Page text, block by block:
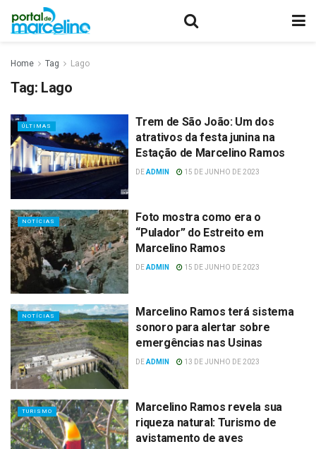
Home Tag Lago
Tag: Lago
ÚLTIMAS
Trem de São João: Um dos
atrativos da festa junina na
Estação de Marcelino Ramos
DEADMIN 15 DE JUNHO DE 2023
NOTÍCIAS
Foto mostra como era o
“Pulador” do Estreito em
Marcelino Ramos
DEADMIN 15 DE JUNHO DE 2023
NOTÍCIAS
Marcelino Ramos terá sistema
sonoro para alertar sobre
emergências nas Usinas
DEADMIN 13 DE JUNHO DE 2023
TURISMO
Marcelino Ramos revela sua
riqueza natural: Turismo de
avistamento de aves